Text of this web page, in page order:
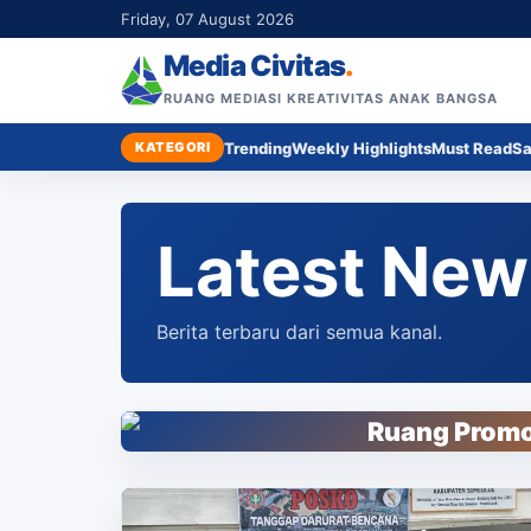
Friday, 07 August 2026
Media Civitas.
RUANG MEDIASI KREATIVITAS ANAK BANGSA
KATEGORI TrendingWeekly HighlightsMust Read
Latest
Berita terbaru dari semua kanal.